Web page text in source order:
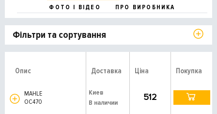
ФОТО І ВІДЕО
ПРО ВИРОБНИКА
Фільтри та сортування
Опис Доставка Ціна Покупка
MAHLE
OC470
Киев
В наличии
512